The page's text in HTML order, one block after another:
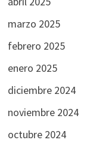
marzo 2025
febrero 2025
enero 2025
diciembre 2024
noviembre 2024
octubre 2024